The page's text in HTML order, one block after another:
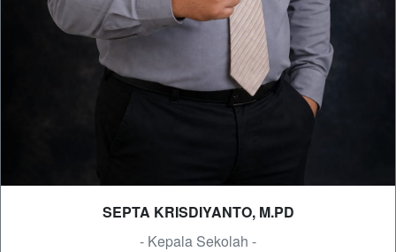
SEPTA KRISDIYANTO, M.PD
- Kepala Sekolah -